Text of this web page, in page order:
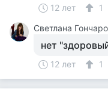
12 лет
1
Светлана
нет
12 лет 1